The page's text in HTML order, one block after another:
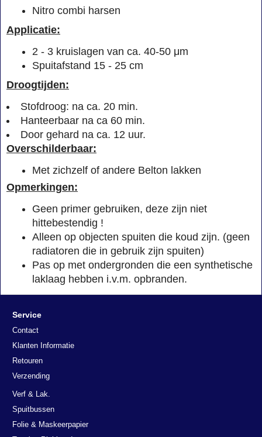
Nitro combi harsen
Applicatie:
2 - 3 kruislagen van ca. 40-50 μm
Spuitafstand 15 - 25 cm
Droogtijden:
Stofdroog: na ca. 20 min.
Hanteerbaar na ca 60 min.
Door gehard na ca. 12 uur.
Overschilderbaar:
Met zichzelf of andere Belton lakken
Opmerkingen:
Geen primer gebruiken, deze zijn niet
hittebestendig !
Alleen op objecten spuiten die koud zijn. (geen
radiatoren die in gebruik zijn spuiten)
Pas op met ondergronden die een synthetische
laklaag hebben i.v.m. opbranden.
Service
Contact
Klanten Informatie
Retouren
Verzending
Verf & Lak.
Spuitbussen
Folie & Maskeerpapier